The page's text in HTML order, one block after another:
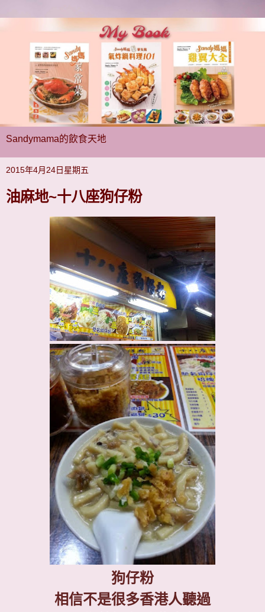
Sandymama的飲食天地
2015年4月24日星期五
油麻地~十八座狗仔粉
狗仔粉
相信不是很多香港人聽過